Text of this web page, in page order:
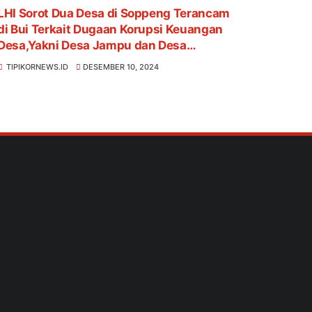
Sorot Dua Desa di Soppeng Terancam
Bui Terkait Dugaan Korupsi Keuangan
Desa Jampu dan Desa
TIPIKORNEWS.ID DESEMBER 10, 2024